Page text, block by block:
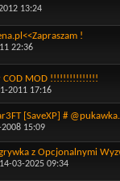
13:24
!
22:36
COD MOD !!!!!!!!!!!!!!!
2011 17:16
[SaveXP] #
15:09
z Opcjonalnymi
03-2025 09:34